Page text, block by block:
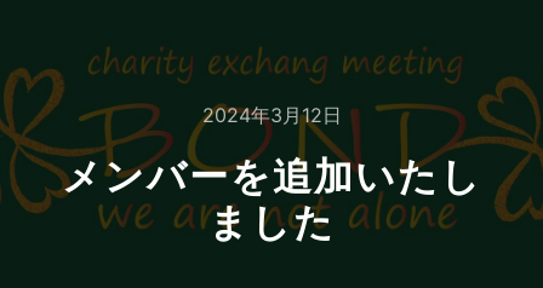
2024年3月12日
メンバーを追加いたし
ました